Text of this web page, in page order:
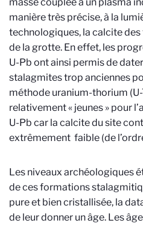
manière très précise, à la
technologiques, la calcite
de la grotte. En effet, les
U-Pb ont ainsi permis de
stalagmites trop anciennes
méthode uranium-thorium
relativement « jeunes » pour
U-Pb car la calcite du site
extrêmement faible (de
Les niveaux archéologiques
de ces formations
pure et bien cristallisée, la
de leur donner un âge. Les